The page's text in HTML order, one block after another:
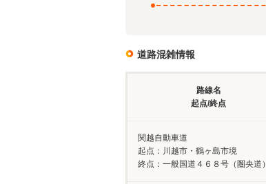
道路混雑情報
路線名
起点/終点
関越自動車道
起点：川越市・鶴ヶ島市境
終点：一般国道４６８号（圏央道）